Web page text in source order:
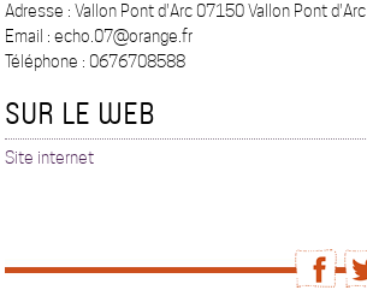
Adresse : Vallon Pont d'Arc 07150 Vallon Pont d'Arc
Email : echo.07@orange.fr
Téléphone : 0676708588
SUR LE WEB
Site internet